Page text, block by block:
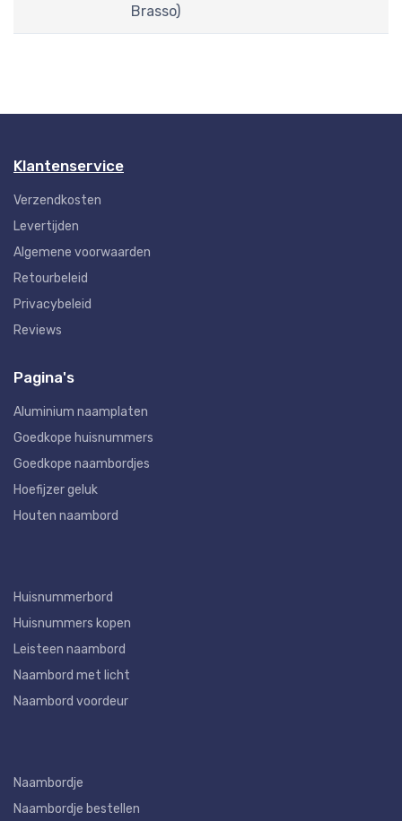
Brasso)
Klantenservice
Verzendkosten
Levertijden
Algemene voorwaarden
Retourbeleid
Privacybeleid
Reviews
Pagina's
Aluminium naamplaten
Goedkope huisnummers
Goedkope naambordjes
Hoefijzer geluk
Houten naambord
Huisnummerbord
Huisnummers kopen
Leisteen naambord
Naambord met licht
Naambord voordeur
Naambordje
Naambordje bestellen